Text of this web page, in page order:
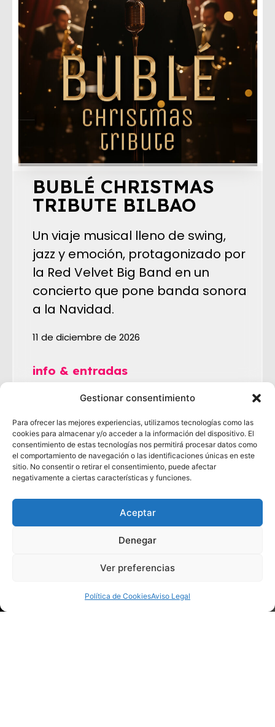
Gestionar consentimiento
Para ofrecer las mejores experiencias, utilizamos tecnologías como las
cookies para almacenar y/o acceder a la información del dispositivo. El
consentimiento de estas tecnologías nos permitirá procesar datos como
el comportamiento de navegación o las identificaciones únicas en este
sitio. No consentir o retirar el consentimiento, puede afectar
negativamente a ciertas características y funciones.
Aceptar
Denegar
Ver preferencias
Política de CookiesAviso Legal
BUBLÉ CHRISTMAS
TRIBUTE BILBAO
Un viaje musical lleno de swing,
jazz y emoción, protagonizado por
la Red Velvet Big Band en un
concierto que pone banda sonora
a la Navidad.
11 de diciembre de 2026
info & entradas